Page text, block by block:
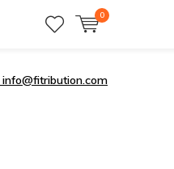
0
info@fitribution.com